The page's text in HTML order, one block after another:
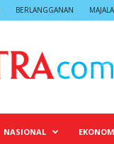
BERLANGGANAN
NASIONAL